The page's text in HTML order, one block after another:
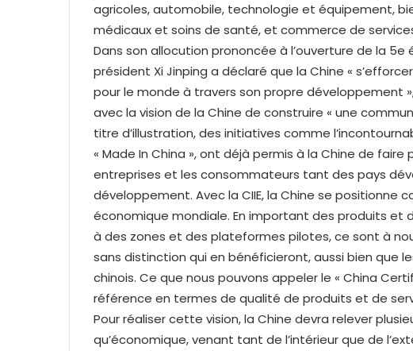
agricoles, automobile, technologie et équipement,
médicaux et soins de santé, et commerce de
Dans son allocution prononcée à l’ouverture de la 5e
président Xi Jinping a déclaré que la Chine «
pour le monde à travers son propre développement
avec la vision de la Chine de construire « une
titre d’illustration, des initiatives comme
« Made In China », ont déjà permis à la Chine de
entreprises et les consommateurs tant des pays
développement. Avec la CIIE, la Chine se positionne
économique mondiale. En important des produits
à des zones et des plateformes pilotes, ce sont à
sans distinction qui en bénéficieront, aussi bien que
chinois. Ce que nous pouvons appeler le « China
référence en termes de qualité de produits et de
Pour réaliser cette vision, la Chine devra relever
qu’économique, venant tant de l’intérieur que de